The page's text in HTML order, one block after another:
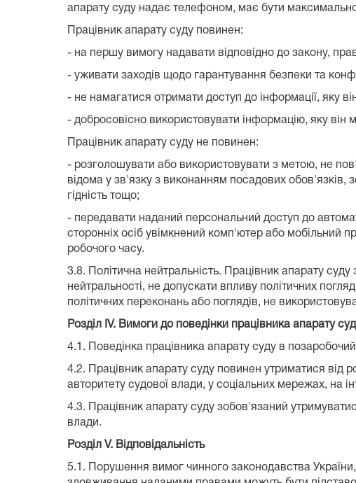
апарату суду надає телефоном, має бути
Працівник апарату суду повинен:
- на першу вимогу надавати відповідно до закону,
- уживати заходів щодо гарантування безпеки та
- не намагатися отримати доступ до інформації, яку
- добросовісно використовувати інформацію, яку
Працівник апарату суду не повинен:
- розголошувати або використовувати з метою, не
відома у зв'язку з виконанням посадових обов'язків,
гідність тощо;
- передавати наданий персональний доступ до
сторонніх осіб увімкнений комп'ютер або мобільний
робочого часу.
3.8. Політична нейтральність. Працівник апарату
нейтральності, не допускати впливу політичних
політичних переконань або поглядів, не
Розділ IV. Вимоги до поведінки працівника апарату
4.1. Поведінка працівника апарату суду в
4.2. Працівник апарату суду повинен утриматися від
авторитету судової влади, у соціальних мережах, на
4.3. Працівник апарату суду зобов'язаний
влади.
Розділ V. Відповідальність
5.1. Порушення вимог чинного законодавства